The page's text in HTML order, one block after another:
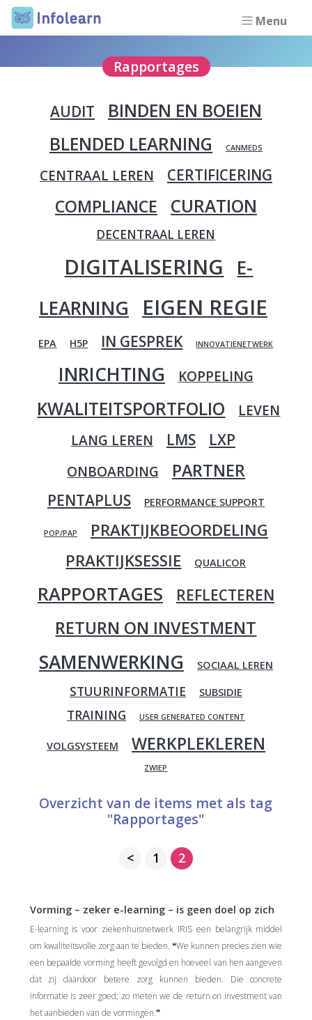
Menu
Rapportages
AUDIT
BINDEN EN BOEIEN
BLENDED LEARNING
CANMEDS
CENTRAAL LEREN CERTIFICERING
COMPLIANCE CURATION
DECENTRAAL LEREN
DIGITALISERING
E-
LEARNING
EIGEN REGIE
EPA H5P IN GESPREK INNOVATIENETWERK
INRICHTING KOPPELING
KWALITEITSPORTFOLIO
LEVEN
LANG LEREN
LMS LXP
ONBOARDING PARTNER
PENTAPLUS PERFORMANCE SUPPORT
POP/PAP
PRAKTIJKBEOORDELING
PRAKTIJKSESSIE
QUALICOR
RAPPORTAGES REFLECTEREN
RETURN ON INVESTMENT
SAMENWERKING SOCIAAL LEREN
STUURINFORMATIE SUBSIDIE
TRAINING USER GENERATED CONTENT
VOLGSYSTEEM WERKPLEKLEREN
ZWIEP
Overzicht van de items met als tag
"Rapportages"
< 1 2
Vorming – zeker e-learning – is geen doel op zich
E-learning is voor ziekenhuisnetwerk IRIS een belangrijk middel
om kwaliteitsvolle zorg aan te bieden. ❝We kunnen precies zien wie
een bepaalde vorming heeft gevolgd en hoeveel van hen aangeven
dat zij daardoor betere zorg kunnen bieden. Die concrete
informatie is zeer goed; zo meten we de return on investment van
het aanbieden van de vormingen.❞